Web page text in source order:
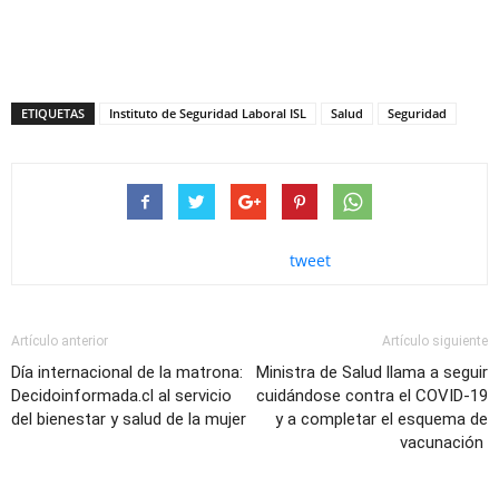
ETIQUETAS Instituto de Seguridad Laboral ISL Salud Seguridad
tweet
Artículo anterior
Día internacional de la matrona:
Decidoinformada.cl al servicio
del bienestar y salud de la mujer
Artículo siguiente
Ministra de Salud llama a seguir
cuidándose contra el COVID-19
y a completar el esquema de
vacunación